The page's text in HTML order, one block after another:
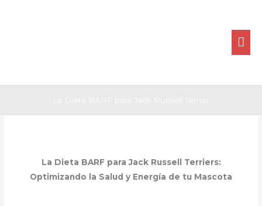
La Dieta BARF para Jack Russell Terriers:
Optimizando la Salud y Energía de tu Mascota